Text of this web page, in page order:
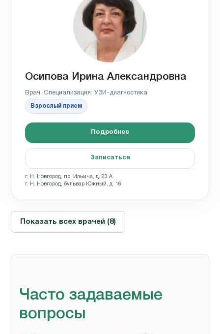
Осипова Ирина Александровна
Врач. Специализация: УЗИ-диагностика
Взрослый прием
Подробнее
Записаться
г. Н. Новгород, пр. Ильича, д. 23 А
г. Н. Новгород, бульвар Южный, д. 16
Показать всех врачей (8)
Часто задаваемые
вопросы